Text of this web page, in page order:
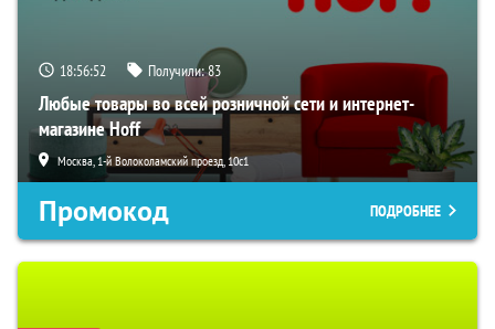
18:56:51 Получили:83
Любые товары во всей розничной сети и интернет-
магазине Hoff
Москва, 1-й Волоколамский проезд, 10с1
Промокод ПОДРОБНЕЕ